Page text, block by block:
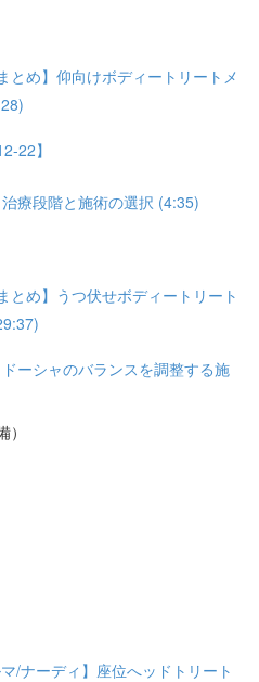
とめ】仰向けボディートリートメ
22】
治療段階と施術の選択 (4:35)
とめ】うつ伏せボディートリート
ドーシャのバランスを調整する施
/ナーディ】座位へッドトリート